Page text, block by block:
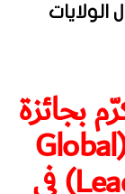
الولايات
بجائزة
القيادة العالمية (Global
Leadership Award) في